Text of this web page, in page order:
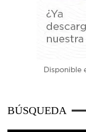
BÚSQUEDA